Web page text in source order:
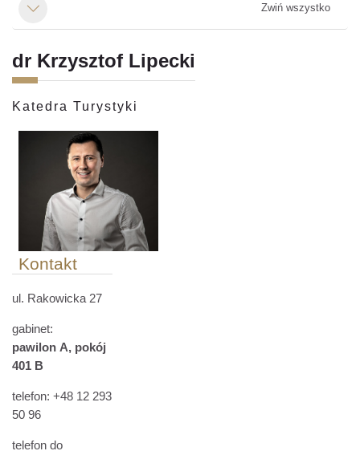
Minimalizuj Zwiń wszystko
dr Krzysztof Lipecki
Katedra Turystyki
Kontakt
ul. Rakowicka 27
gabinet:
pawilon A, pokój
401 B
telefon: +48 12 293
50 96
telefon do